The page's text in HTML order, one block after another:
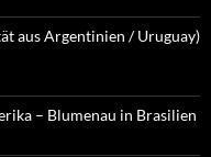
aus Argentinien / Uruguay)
– Blumenau in Brasilien